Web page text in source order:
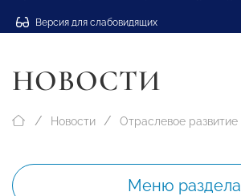
Версия для слабовидящих
НОВОСТИ
Новости Отраслевое развитие
Меню раздела